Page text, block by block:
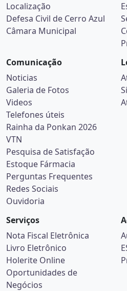
Localização
Defesa Civil de Cerro Azul
Câmara Municipal
Comunicação
Noticias
Galeria de Fotos
Videos
Telefones úteis
Rainha da Ponkan 2026
VTN
Pesquisa de Satisfação
Estoque Fármacia
Perguntas Frequentes
Redes Sociais
Ouvidoria
Serviços
Nota Fiscal Eletrônica
Livro Eletrônico
Holerite Online
Oportunidades de
Negócios